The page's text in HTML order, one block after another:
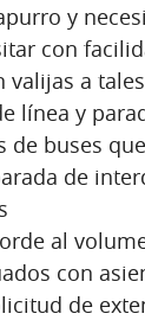
y
con
valijas a
línea y
de buses
de
al
con
de